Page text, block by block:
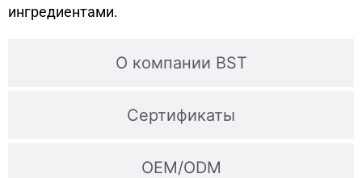
О компании BST
Сертификаты
OEM/ODM
ингредиентами.